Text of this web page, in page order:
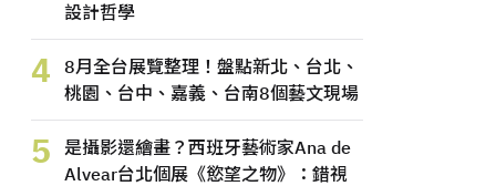
設計哲學
4
8月全台展覽整理！盤點新北、台北、
桃園、台中、嘉義、台南8個藝文現場
5
是攝影還繪畫？西班牙藝術家Ana de
Alvear台北個展《慾望之物》：錯視